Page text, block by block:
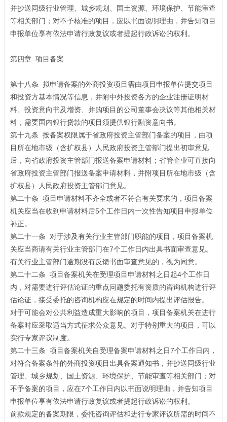
并抄送同级行业管理、城乡规划、国土资源、环境保护、节能审查
等相关部门；对不予核准的项目，应以书面说明理由，并告知项目
申报单位享有依法申请行政复议或者提起行政诉讼的权利。
第四章 项目备案
第十八条 拟申请备案的外商投资项目需由项目申报单位提交项目
和投资方基本情况等信息，并附中外投资各方的企业注册证明材
料、投资意向书及增资、并购项目的公司董事会决议等其他相关材
料，需要国内银行贷款的项目须提供银行融资意向书。
第十九条 按备案权限属于省政府投资主管部门备案的项目，由项
目所在地市级（含扩权县）人民政府投资主管部门提出初审意见
后，向省政府投资主管部门报送备案申请材料；省管企业可直接向
省政府投资主管部门报送备案申请材料，并附项目所在地市级（含
扩权县）人民政府投资主管部门意见。
第二十条 项目申请材料不齐全或者不符合有关要求的，项目备案
机关应当在收到申请材料后5个工作日内一次性告知项目申报单位
补正。
第二十一条 对于涉及有关行业主管部门职能的项目，项目备案机
关应当商请有关行业主管部门在7个工作日内出具书面审查意见。
有关行业主管部门逾期没有反馈书面审查意见的，视为同意。
第二十二条 项目备案机关在受理项目申请材料之日起4个工作日
内，对需要进行评估论证的重点问题委托有资质的咨询机构进行评
估论证，接受委托的咨询机构应在规定的时间内提出评估报告。
对于可能会对公共利益造成重大影响的项目，项目备案机关在进行
备案时应采取适当方式征求公众意见。对于特别重大的项目，可以
实行专家评议制度。
第二十三条 项目备案机关自受理备案申请材料之日7个工作日内，
对符合备案条件的外商投资项目出具备案通知书，并抄送同级行业
管理、城乡规划、国土资源、环境保护、节能审查等相关部门；对
不予备案的项目，应在7个工作日内以书面说明理由，并告知项目
申报单位享有依法申请行政复议或者提起行政诉讼的权利。
前款规定的备案期限，委托咨询评估和进行专家评议所需的时间不